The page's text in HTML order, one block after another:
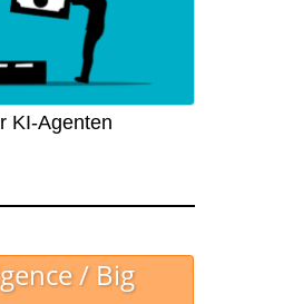
KI-Agenten
/ Big